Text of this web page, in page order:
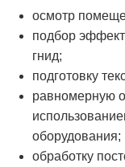
осмотр
подбор
гнид;
подготовку
равномерную
оборудования;
обработку